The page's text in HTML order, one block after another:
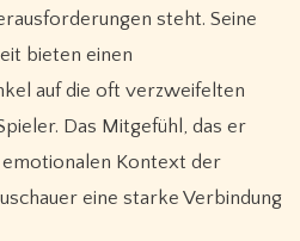
steht. Seine
bieten einen
auf die oft verzweifelten
Das Mitgefühl, das er
Kontext der
eine starke Verbindung